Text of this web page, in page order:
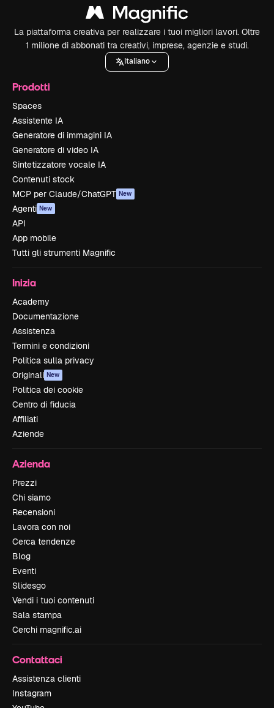
La piattaforma creativa per realizzare i tuoi migliori lavori. Oltre
1 milione di abbonati tra creativi, imprese, agenzie e studi.
Italiano
Prodotti
Spaces
Assistente IA
Generatore di immagini IA
Generatore di video IA
Sintetizzatore vocale IA
Contenuti stock
MCP per Claude/ChatGPT New
Agenti New
API
App mobile
Tutti gli strumenti Magnific
Inizia
Academy
Documentazione
Assistenza
Termini e condizioni
Politica sulla privacy
Originali New
Politica dei cookie
Centro di fiducia
Affiliati
Aziende
Azienda
Prezzi
Chi siamo
Recensioni
Lavora con noi
Cerca tendenze
Blog
Eventi
Slidesgo
Vendi i tuoi contenuti
Sala stampa
Cerchi magnific.ai
Contattaci
Assistenza clienti
Instagram